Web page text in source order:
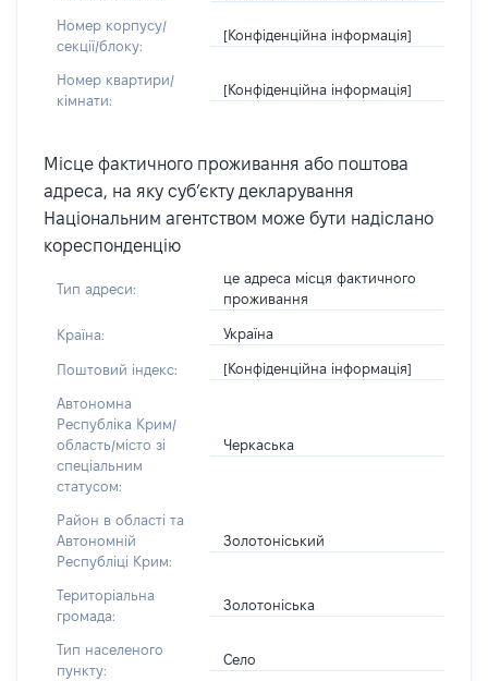
Номер корпусу/
секції/блоку:
[Конфіденційна інформація]
Номер квартири/
кімнати:
[Конфіденційна інформація]
Місце фактичного проживання або поштова
адреса, на яку суб’єкту декларування
Національним агентством може бути надіслано
кореспонденцію
Тип адреси:
це адреса місця фактичного
проживання
Країна: Україна
Поштовий індекс: [Конфіденційна інформація]
Автономна
Республіка Крим/
область/місто зі
спеціальним
статусом:
Черкаська
Район в області та
Автономній
Республіці Крим:
Золотоніський
Територіальна
громада:
Золотоніська
Тип населеного
пункту:
Село